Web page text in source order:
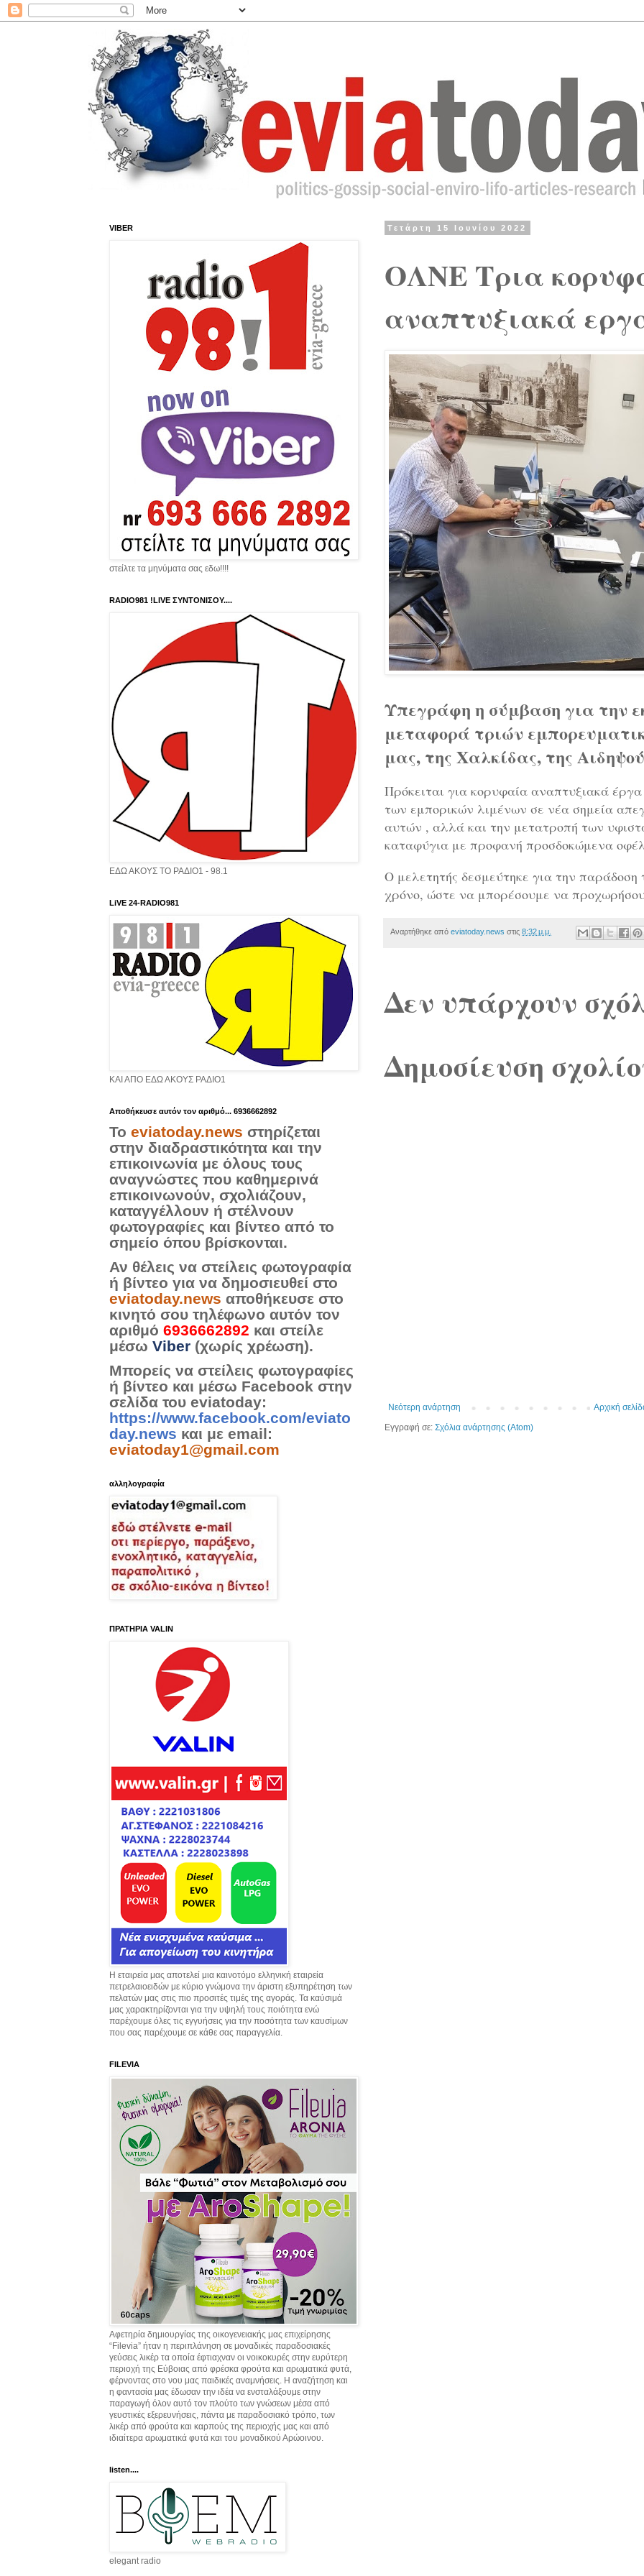
Τετάρτη 15 Ιουνίου 2022
ΟΛΝΕ Τρια
αναπτυξιακά
Υπεγράφη η σύμβαση για την
μεταφορά τριών
μας, της Χαλκίδας, της
Πρόκειται για κορυφαία αναπτυξιακά
των εμπορικών λιμένων σε νέα σημεία
αυτών , αλλά και την μετατροπή των
καταφύγια με προφανή προσδοκώμενα
Ο μελετητής δεσμεύτηκε για την
χρόνο, ώστε να μπορέσουμε να
Αναρτήθηκε από eviatoday.news στις 8:32 μ.μ.
Δεν υπάρχουν
Δημοσίευση
Νεότερη ανάρτηση
Αρχική
Εγγραφή σε: Σχόλια ανάρτησης (Atom)
VIBER
στείλτε τα μηνύματα σας εδω!!!!
RADIO981 !LIVE ΣΥΝΤΟΝΙΣΟΥ....
ΕΔΩ ΑΚΟΥΣ ΤΟ ΡΑΔΙΟ1 - 98.1
LiVE 24-RADIO981
ΚΑΙ ΑΠΟ ΕΔΩ ΑΚΟΥΣ ΡΑΔΙΟ1
Aποθήκευσε αυτόν τον αριθμό... 6936662892
Το eviatoday.news στηρίζεται
στην διαδραστικότητα και την
επικοινωνία με όλους τους
αναγνώστες που καθημερινά
επικοινωνούν, σχολιάζουν,
καταγγέλλουν ή στέλνουν
φωτογραφίες και βίντεο από το
σημείο όπου βρίσκονται.
Αν θέλεις να στείλεις φωτογραφία
ή βίντεο για να δημοσιευθεί στο
eviatoday.news αποθήκευσε στο
κινητό σου τηλέφωνο αυτόν τον
αριθμό 6936662892 και στείλε
μέσω Viber (χωρίς χρέωση).
Μπορείς να στείλεις φωτογραφίες
ή βίντεο και μέσω Facebook στην
σελίδα του eviatoday:
https://www.facebook.com/eviato
day.news και με email:
eviatoday1@gmail.com
αλληλογραφία
ΠΡΑΤΗΡΙΑ VALIN
Η εταιρεία μας αποτελεί μια καινοτόμο ελληνική εταιρεία
πετρελαιοειδών με κύριο γνώμονα την άριστη εξυπηρέτηση των
πελατών μας στις πιο προσιτές τιμές της αγοράς. Τα καύσιμά
μας χαρακτηρίζονται για την υψηλή τους ποιότητα ενώ
παρέχουμε όλες τις εγγυήσεις για την ποσότητα των καυσίμων
που σας παρέχουμε σε κάθε σας παραγγελία.
FILEVIA
Αφετηρία δημιουργίας της οικογενειακής μας επιχείρησης
“Filevia” ήταν η περιπλάνηση σε μοναδικές παραδοσιακές
γεύσεις λικέρ τα οποία έφτιαχναν οι νοικοκυρές στην ευρύτερη
περιοχή της Εύβοιας από φρέσκα φρούτα και αρωματικά φυτά,
φέρνοντας στο νου μας παιδικές αναμνήσεις. Η αναζήτηση και
η φαντασία μας έδωσαν την ιδέα να ενσταλάξουμε στην
παραγωγή όλον αυτό τον πλούτο των γνώσεων μέσα από
γευστικές εξερευνήσεις, πάντα με παραδοσιακό τρόπο, των
λικέρ από φρούτα και καρπούς της περιοχής μας και από
ιδιαίτερα αρωματικά φυτά και του μοναδικού Αρώοινου.
listen....
elegant radio